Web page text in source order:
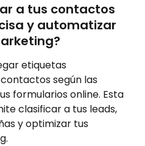
a tus contactos
y automatizar
etiquetas
según las
formularios online. Esta
clasificar a tus leads,
y optimizar tus